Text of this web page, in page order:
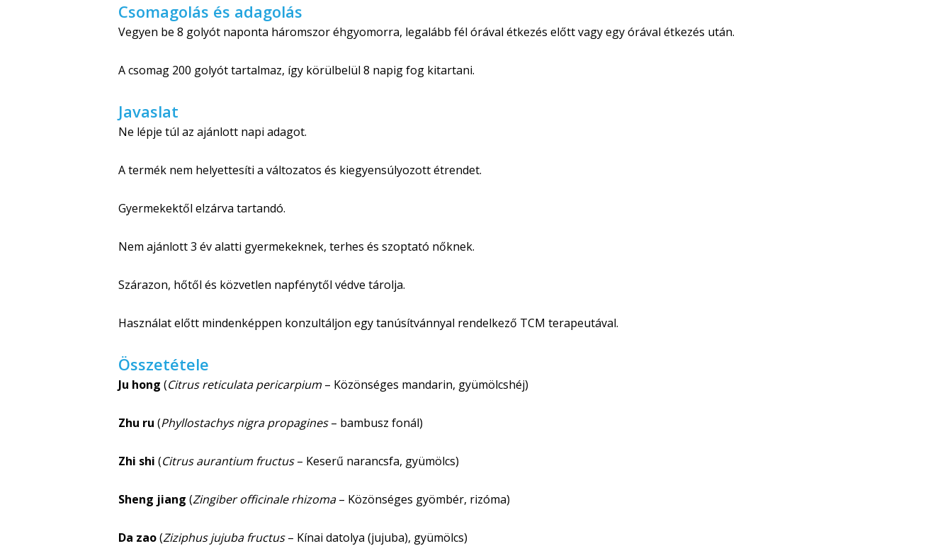
Csomagolás és adagolás
Vegyen be 8 golyót naponta háromszor éhgyomorra, legalább fél órával étkezés előtt vagy egy órával étkezés után.
A csomag 200 golyót tartalmaz, így körülbelül 8 napig fog kitartani.
Javaslat
Ne lépje túl az ajánlott napi adagot.
A termék nem helyettesíti a változatos és kiegyensúlyozott étrendet.
Gyermekektől elzárva tartandó.
Nem ajánlott 3 év alatti gyermekeknek, terhes és szoptató nőknek.
Szárazon, hőtől és közvetlen napfénytől védve tárolja.
Használat előtt mindenképpen konzultáljon egy tanúsítvánnyal rendelkező TCM terapeutával.
Összetétele
Ju hong (Citrus reticulata pericarpium – Közönséges mandarin, gyümölcshéj)
Zhu ru (Phyllostachys nigra propagines– bambusz fonál)
Zhi shi (Citrus aurantium fructus– Keserű narancsfa, gyümölcs)
Sheng jiang (Zingiber officinale rhizoma– Közönséges gyömbér, rizóma)
Da zao(Ziziphus jujuba fructus– Kínai datolya (jujuba), gyümölcs)